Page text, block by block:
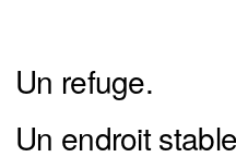
Un refuge.
Un endroit